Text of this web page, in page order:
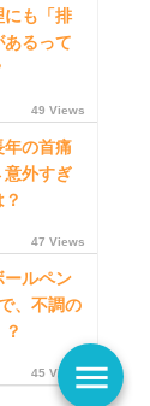
にも「排
あるって
49 Views
年の首痛
外すぎ
47 Views
ールペン
、不調の
45 Viewsmenu